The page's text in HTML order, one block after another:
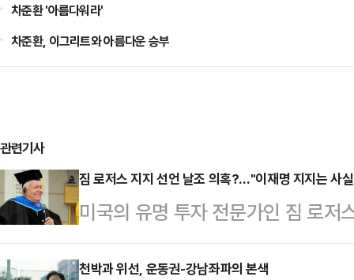
차준환 '아름다워라'
차준환, 이그리트와 아름다운 승부
관련기사
짐 로저스 지지 선언 날조 의혹?…"이재명 지지는 사
미국의 유명 투자 전문가인 짐 로저
주당 대선 후보 지지 선언을 한 것
붙고 있다.민주당 의원의 주선으로
천박과 위선, 운동권-강남좌파의 본색